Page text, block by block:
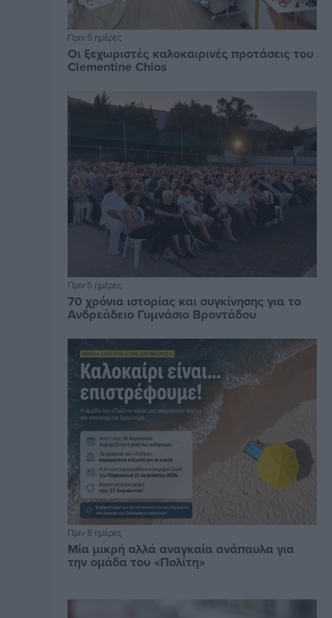
Πριν 5 ημέρες
Οι ξεχωριστές καλοκαιρινές προτάσεις του
Clementine Chios
Πριν 5 ημέρες
70 χρόνια ιστορίας και συγκίνησης για το
Ανδρεάδειο Γυμνάσιο Βροντάδου
Πριν 8 ημέρες
Μία μικρή αλλά αναγκαία ανάπαυλα για
την ομάδα του «Πολίτη»